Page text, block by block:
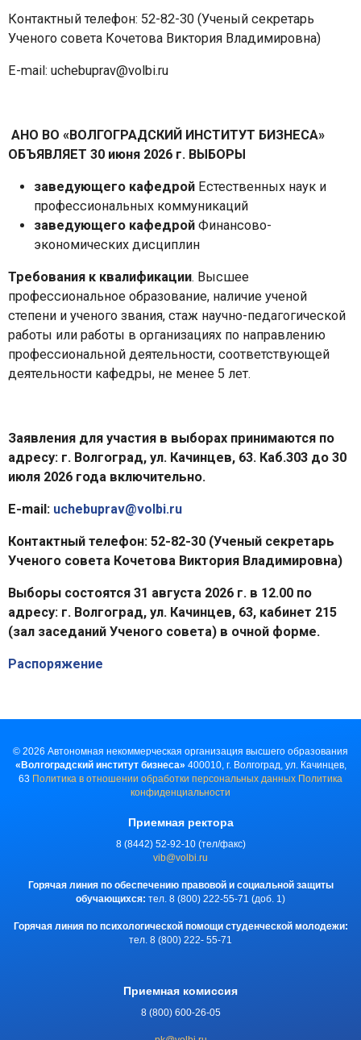
Контактный телефон: 52-82-30 (Ученый секретарь
Ученого совета Кочетова Виктория Владимировна)
E-mail: uchebuprav@volbi.ru
АНО ВО «ВОЛГОГРАДСКИЙ ИНСТИТУТ БИЗНЕСА»
ОБЪЯВЛЯЕТ 30 июня 2026 г. ВЫБОРЫ
заведующего кафедрой Естественных наук и
профессиональных коммуникаций
заведующего кафедрой Финансово-
экономических дисциплин
Требования к квалификации. Высшее
профессиональное образование, наличие ученой
степени и ученого звания, стаж научно-педагогической
работы или работы в организациях по направлению
профессиональной деятельности, соответствующей
деятельности кафедры, не менее 5 лет.
Заявления для участия в выборах принимаются по
адресу: г. Волгоград, ул. Качинцев, 63. Каб.303 до 30
июля 2026 года включительно.
E-mail: uchebuprav@volbi.ru
Контактный телефон: 52-82-30 (Ученый секретарь
Ученого совета Кочетова Виктория Владимировна)
Выборы состоятся 31 августа 2026 г. в 12.00 по
адресу: г. Волгоград, ул. Качинцев, 63, кабинет 215
(зал заседаний Ученого совета) в очной форме.
Распоряжение
© 2026 Автономная некоммерческая организация высшего образования
«Волгоградский институт бизнеса» 400010, г. Волгоград, ул. Качинцев,
63 Политика в отношении обработки персональных данных Политика
конфиденциальности
Приемная ректора
8 (8442) 52-92-10 (тел/факс)
vib@volbi.ru
Горячая линия по обеспечению правовой и социальной защиты
обучающихся: тел. 8 (800) 222-55-71 (доб. 1)
Горячая линия по психологической помощи студенческой молодежи:
тел. 8 (800) 222- 55-71
Приемная комиссия
8 (800) 600-26-05